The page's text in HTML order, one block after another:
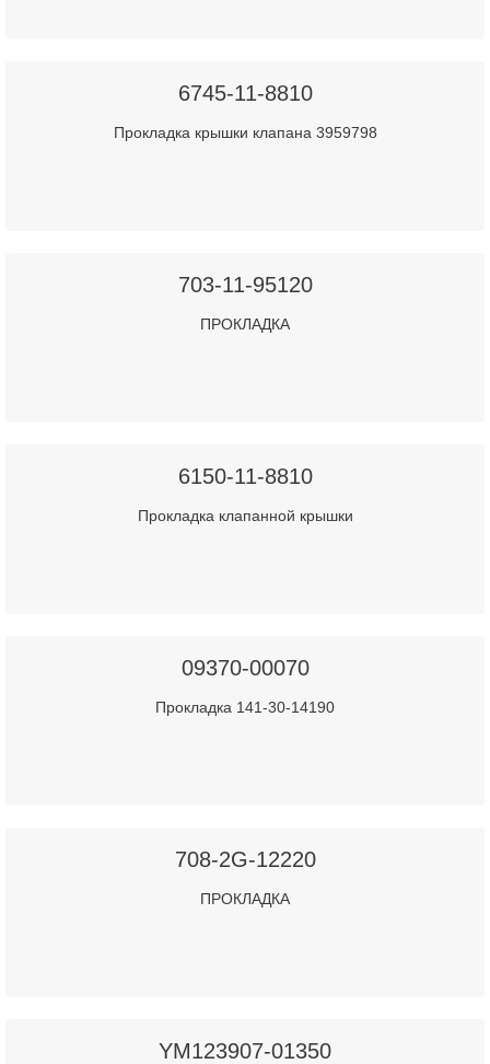
6745-11-8810
Прокладка крышки клапана 3959798
703-11-95120
ПРОКЛАДКА
6150-11-8810
Прокладка клапанной крышки
09370-00070
Прокладка 141-30-14190
708-2G-12220
ПРОКЛАДКА
YM123907-01350